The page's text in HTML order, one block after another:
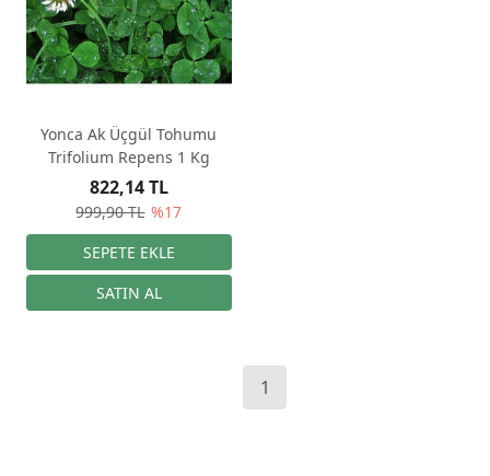
Yonca Ak Üçgül Tohumu
Trifolium Repens 1 Kg
999,90 TL %17
822,14 TL
1